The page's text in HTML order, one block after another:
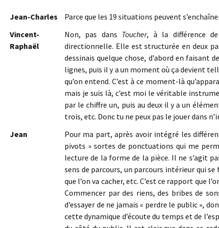
Jean-Charles
Parce que les 19 situations peuvent
Vincent-
Raphaël
Non, pas dans Toucher, à la différence
directionnelle. Elle est structurée en deux
dessinais quelque chose, d’abord en faisant
lignes, puis il y a un moment où ça devient
qu’on entend. C’est à ce moment-là
mais je suis là, c’est moi le véritable
par le chiffre un, puis au deux il y a un
trois, etc. Donc tu ne peux pas le jouer dans
Jean
Pour ma part, après avoir intégré les
pivots » sortes de ponctuations qui me
lecture de la forme de la pièce. Il ne s’agit
sens de parcours, un parcours intérieur qui
que l’on va cacher, etc. C’est ce rapport que
Commencer par des riens, des bribes de
d’essayer de ne jamais « perdre le public »,
cette dynamique d’écoute du temps et de